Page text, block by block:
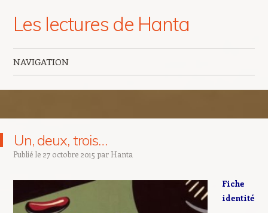
Les lectures de Hanta
NAVIGATION
Un, deux, trois…
Publié le 27 octobre 2015 par Hanta
Fiche
identité